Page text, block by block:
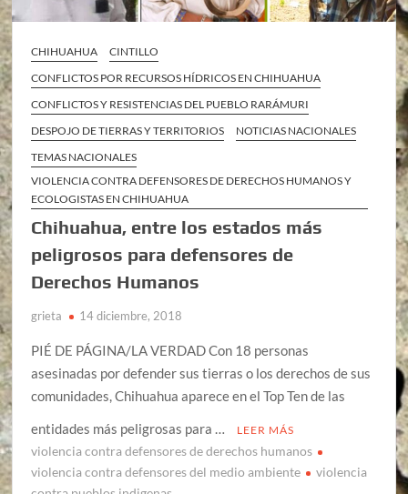
CHIHUAHUA
CINTILLO
CONFLICTOS POR RECURSOS HÍDRICOS EN CHIHUAHUA
CONFLICTOS Y RESISTENCIAS DEL PUEBLO RARÁMURI
DESPOJO DE TIERRAS Y TERRITORIOS
NOTICIAS NACIONALES
TEMAS NACIONALES
VIOLENCIA CONTRA DEFENSORES DE DERECHOS HUMANOS Y
ECOLOGISTAS EN CHIHUAHUA
Chihuahua, entre los estados más
peligrosos para defensores de
Derechos Humanos
grieta 14 diciembre, 2018
PIÉ DE PÁGINA/LA VERDAD Con 18 personas
asesinadas por defender sus tierras o los derechos de sus
comunidades, Chihuahua aparece en el Top Ten de las
entidades más peligrosas para …
LEER MÁS
violencia contra defensores de derechos humanos
violencia contra defensores del medio ambiente
violencia